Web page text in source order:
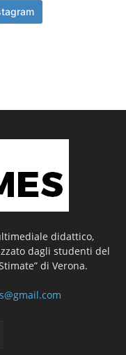
didattico,
dagli studenti del
di Verona.